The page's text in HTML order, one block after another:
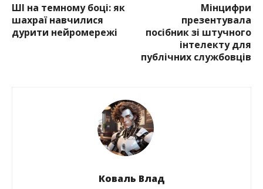
ШІ на темному боці: як
шахраї навчилися
дурити нейромережі
Мінцифри
презентувала
посібник зі штучного
інтелекту для
публічних службовців
Коваль Влад